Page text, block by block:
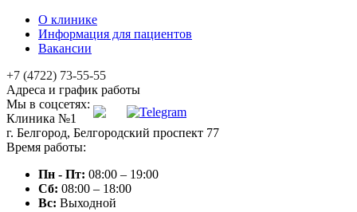
О клинике
Информация для пациентов
Вакансии
+7 (4722) 73-55-55
Адреса и график работы
Мы в соцсетях:
Клиника №1
г. Белгород, Белгородский проспект 77
Время работы:
Пн - Пт: 08:00 – 19:00
Сб: 08:00 – 18:00
Вc: Выходной